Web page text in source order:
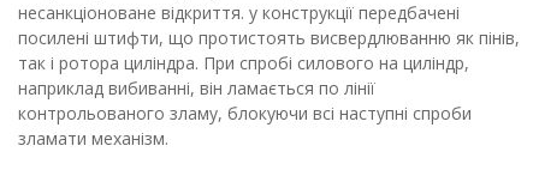
несанкціоноване відкриття. у конструкції передбачені
посилені штифти, що протистоять висвердлюванню як пінів,
так і ротора циліндра. При спробі силового на циліндр,
наприклад вибиванні, він ламається по лінії
контрольованого зламу, блокуючи всі наступні спроби
зламати механізм.